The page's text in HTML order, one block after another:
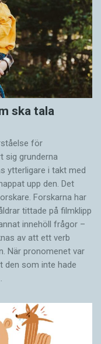
ska tala
för
sig grunderna
ytterligare i takt med
upp den. Det
Forskarna har
tittade på filmklipp
innehöll frågor –
av att ett verb
När pronomenet var
den som inte hade